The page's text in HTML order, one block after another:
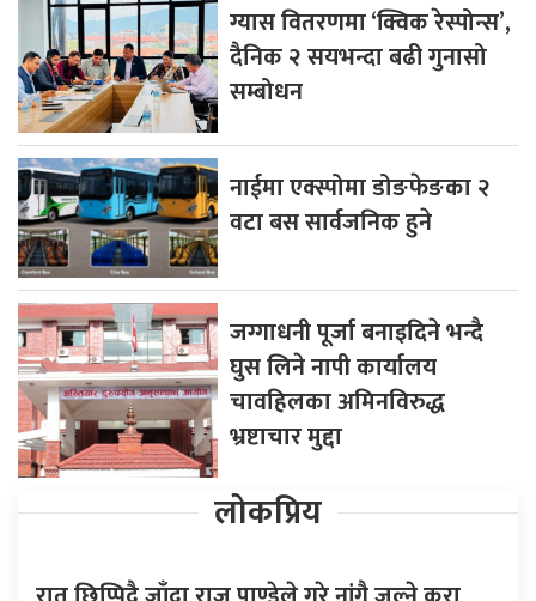
ग्यास वितरणमा ‘क्विक रेस्पोन्स’,
दैनिक २ सयभन्दा बढी गुनासो
सम्बोधन
नाईमा एक्स्पोमा डोङफेङका २
वटा बस सार्वजनिक हुने
जग्गाधनी पूर्जा बनाइदिने भन्दै
घुस लिने नापी कार्यालय
चावहिलका अमिनविरुद्ध
भ्रष्टाचार मुद्दा
लोकप्रिय